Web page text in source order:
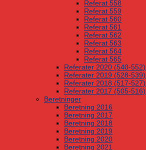
Referat 558
Referat 559
Referat 560
Referat 561
Referat 562
Referat 563
Referat 564
Referat 565
Referater 2020 (540-552)
Referater 2019 (528-539)
Referater 2018 (517-527)
Referater 2017 (505-516)
Beretninger
Beretning 2016
Beretning 2017
Beretning 2018
Beretning 2019
Beretning 2020
Beretning 2021